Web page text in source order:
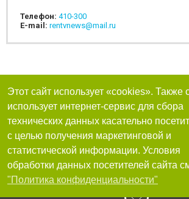
Телефон: 410-300
E-mail: rentvnews@mail.ru
Этот сайт использует «cookies». Также
использует интернет-сервис для сбора
технических данных касательно
с целью получения маркетинговой и
статистической информации. Условия
обработки данных посетителей сайта
"Политика конфиденциальности"